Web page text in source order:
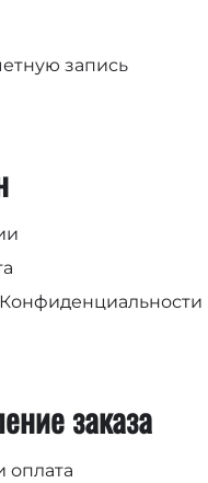
запись
заказа
оплата